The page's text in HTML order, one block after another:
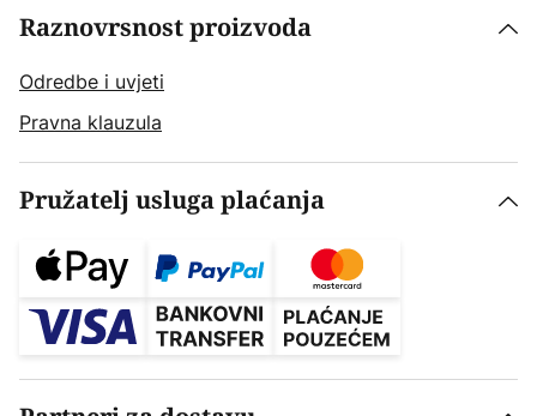
Raznovrsnost proizvoda
Odredbe i uvjeti
Pravna klauzula
Pružatelj usluga plaćanja